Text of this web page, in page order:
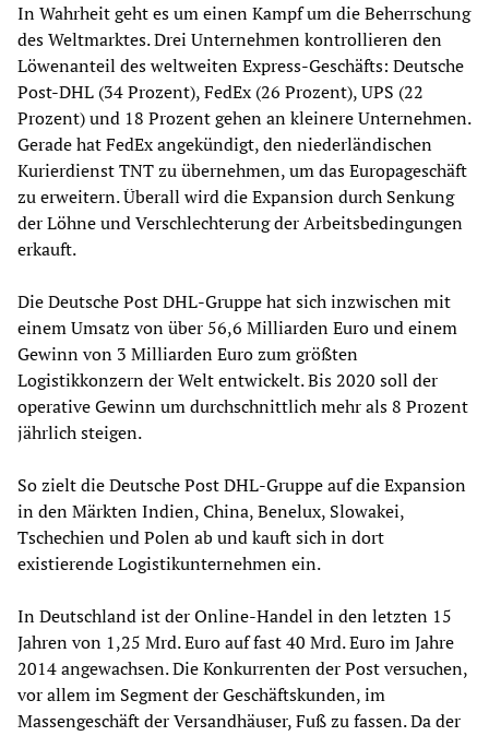
In Wahrheit geht es um einen Kampf um die Beherrschung
des Weltmarktes. Drei Unternehmen kontrollieren den
Löwenanteil des weltweiten Express-Geschäfts: Deutsche
Post-DHL (34 Prozent), FedEx (26 Prozent), UPS (22
Prozent) und 18 Prozent gehen an kleinere Unternehmen.
Gerade hat FedEx angekündigt, den niederländischen
Kurierdienst TNT zu übernehmen, um das Europageschäft
zu erweitern. Überall wird die Expansion durch Senkung
der Löhne und Verschlechterung der Arbeitsbedingungen
erkauft.
Die Deutsche Post DHL-Gruppe hat sich inzwischen mit
einem Umsatz von über 56,6 Milliarden Euro und einem
Gewinn von 3 Milliarden Euro zum größten
Logistikkonzern der Welt entwickelt. Bis 2020 soll der
operative Gewinn um durchschnittlich mehr als 8 Prozent
jährlich steigen.
So zielt die Deutsche Post DHL-Gruppe auf die Expansion
in den Märkten Indien, China, Benelux, Slowakei,
Tschechien und Polen ab und kauft sich in dort
existierende Logistikunternehmen ein.
In Deutschland ist der Online-Handel in den letzten 15
Jahren von 1,25 Mrd. Euro auf fast 40 Mrd. Euro im Jahre
2014 angewachsen. Die Konkurrenten der Post versuchen,
vor allem im Segment der Geschäftskunden, im
Massengeschäft der Versandhäuser, Fuß zu fassen. Da der